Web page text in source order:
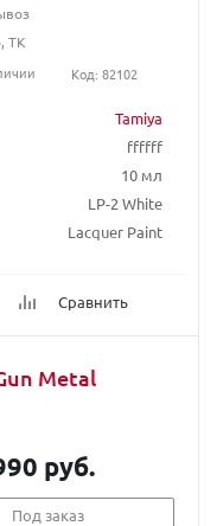
Tamiya
ffffff
10 мл
LP-2 White
Lacquer Paint
Сравнить
ТК
Код: 82102
Metal
руб.
Под заказ